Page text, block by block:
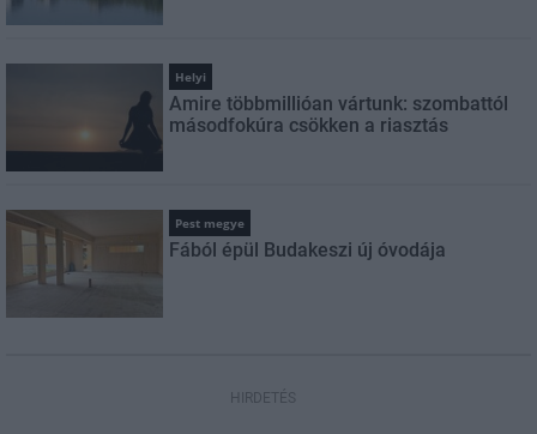
Helyi
Amire többmillióan vártunk: szombattól
másodfokúra csökken a riasztás
Pest megye
Fából épül Budakeszi új óvodája
HIRDETÉS